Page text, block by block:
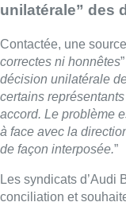
unilatérale” des
Contactée, une
correctes ni honnêtes
décision unilatérale
certains
accord. Le problème
à face avec la
de façon interposée.”
Les syndicats d’Audi
conciliation et